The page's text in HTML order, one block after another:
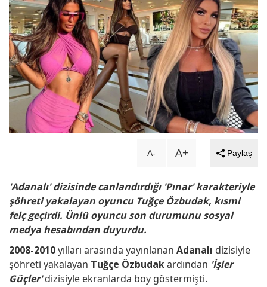
A- A+ Paylaş
'Adanalı' dizisinde canlandırdığı 'Pınar' karakteriyle
şöhreti yakalayan oyuncu Tuğçe Özbudak, kısmi
felç geçirdi. Ünlü oyuncu son durumunu sosyal
medya hesabından duyurdu.
2008-2010yılları arasında yayınlanan Adanalı dizisiyle
şöhreti yakalayan Tuğçe Özbudakardından 'İşler
Güçler'dizisiyle ekranlarda boy göstermişti.